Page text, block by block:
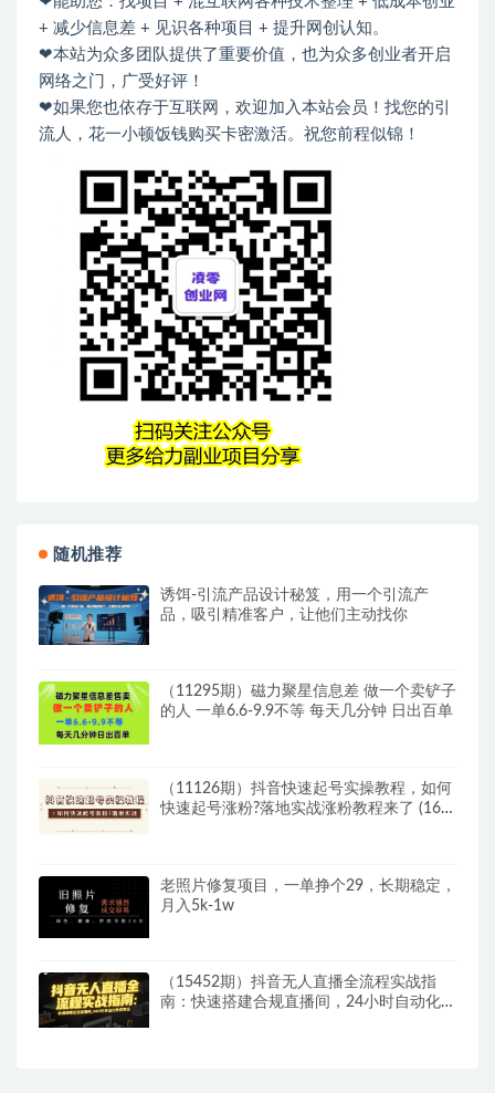
+ 减少信息差 + 见识各种项目 + 提升网创认知。
❤本站为众多团队提供了重要价值，也为众多创业者开启
网络之门，广受好评！
❤如果您也依存于互联网，欢迎加入本站会员！找您的引
流人，花一小顿饭钱购买卡密激活。祝您前程似锦！
随机推荐
诱饵-引流产品设计秘笈，用一个引流产
品，吸引精准客户，让他们主动找你
（11295期）磁力聚星信息差 做一个卖铲子
的人 一单6.6-9.9不等 每天几分钟 日出百单
（11126期）抖音快速起号实操教程，如何
快速起号涨粉?落地实战涨粉教程来了 (16
老照片修复项目，一单挣个29，长期稳定，
月入5k-1w
（15452期）抖音无人直播全流程实战指
南：快速搭建合规直播间，24小时自动化带